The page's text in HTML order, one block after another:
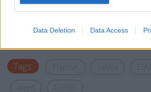
Data Deletion Data Access
Facebook Share on X
Copy Link
Tags: